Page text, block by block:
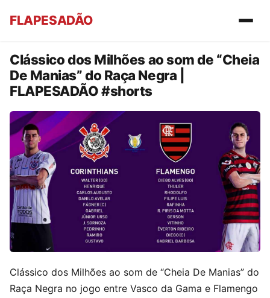
FLAPESADÃO
Clássico dos Milhões ao som de “Cheia
De Manias” do Raça Negra |
FLAPESADÃO #shorts
Clássico dos Milhões ao som de “Cheia De Manias” do
Raça Negra no jogo entre Vasco da Gama e Flamengo